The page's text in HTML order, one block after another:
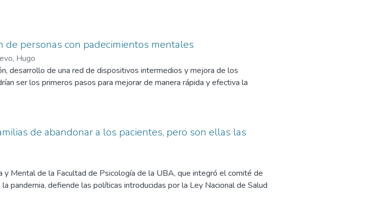
de personas con padecimientos mentales
Hugo
desarrollo de una red de dispositivos intermedios y mejora de los
ser los primeros pasos para mejorar de manera rápida y efectiva la
de abandonar a los pacientes, pero son ellas las
y Mental de la Facultad de Psicología de la UBA, que integró el comité de
pandemia, defiende las políticas introducidas por la Ley Nacional de Salud